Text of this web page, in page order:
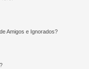
Amigos e Ignorados?